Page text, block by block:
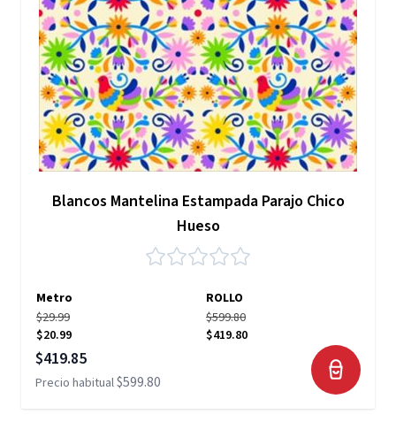
Blancos Mantelina Estampada Parajo Chico
Hueso
Metro
ROLLO
$29.99
$20.99
$599.80
$419.80
Precio especial
$419.85
Precio habitual$599.80